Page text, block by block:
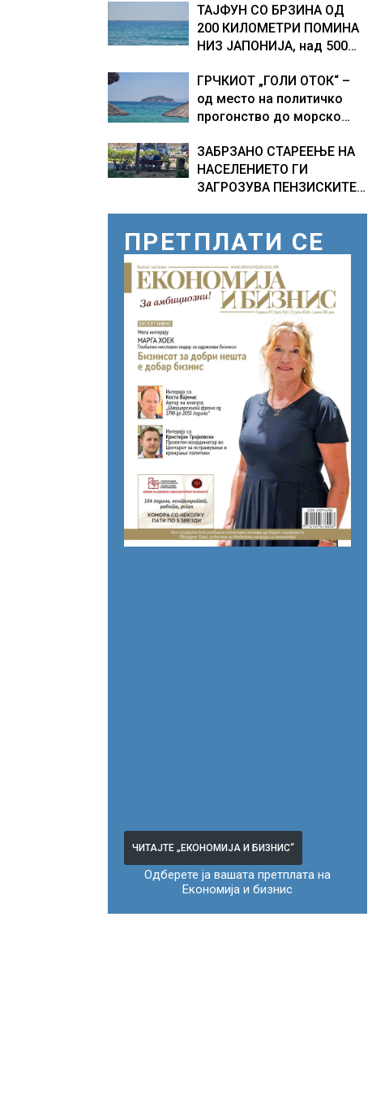
панорамските светла,
туристите се разочарани
ТАЈФУН СО БРЗИНА ОД
200 КИЛОМЕТРИ ПОМИНА
НИЗ ЈАПОНИЈА, над 500
откажани
ГРЧКИОТ „ГОЛИ ОТОК“ –
од место на политичко
прогонство до морско
ЗАБРЗАНО СТАРЕЕЊЕ НА
НАСЕЛЕНИЕТО ГИ
ЗАГРОЗУВА ПЕНЗИСКИТЕ
раст
ПРЕТПЛАТИ СЕ
ЧИТАЈТЕ „ЕКОНОМИЈА И БИЗНИС“
Одберете ја вашата претплата на
Економија и бизнис